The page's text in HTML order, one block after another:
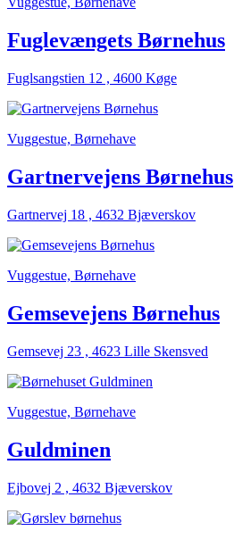
Fuglevængets Børnehus
Fuglsangstien 12 , 4600 Køge
Vuggestue, Børnehave
Gartnervejens Børnehus
Gartnervej 18 , 4632 Bjæverskov
Vuggestue, Børnehave
Gemsevejens Børnehus
Gemsevej 23 , 4623 Lille Skensved
Vuggestue, Børnehave
Guldminen
Ejbovej 2 , 4632 Bjæverskov